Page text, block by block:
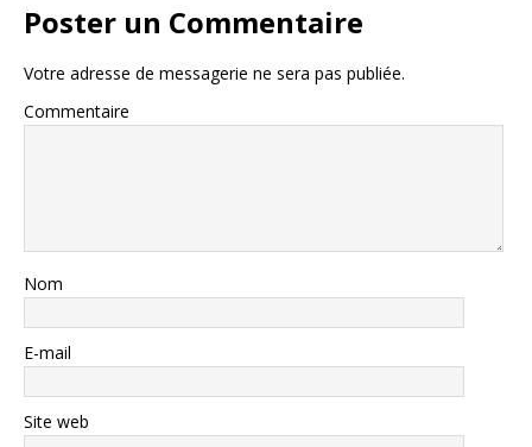
Poster un Commentaire
Votre adresse de messagerie ne sera pas publiée.
Commentaire
Nom
E-mail
Site web